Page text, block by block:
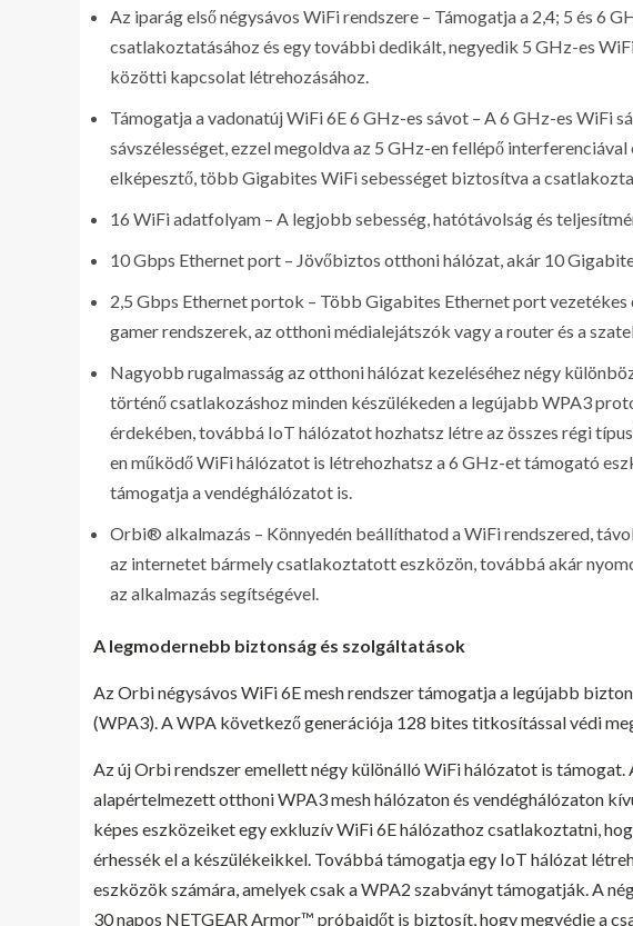
Az iparág első négysávos WiFi rendszere – Támogatja a 2,4; 5 és 6
csatlakoztatásához és egy további dedikált, negyedik 5 GHz-es
közötti kapcsolat létrehozásához.
Támogatja a vadonatúj WiFi 6E 6 GHz-es sávot – A 6 GHz-es WiFi
sávszélességet, ezzel megoldva az 5 GHz-en fellépő
elképesztő, több Gigabites WiFi sebességet biztosítva a
16 WiFi adatfolyam – A legjobb sebesség, hatótávolság és
10 Gbps Ethernet port – Jövőbiztos otthoni hálózat, akár 10
2,5 Gbps Ethernet portok – Több Gigabites Ethernet port
gamer rendszerek, az otthoni médialejátszók vagy a router és a
Nagyobb rugalmasság az otthoni hálózat kezeléséhez négy
történő csatlakozáshoz minden készülékeden a legújabb WPA3
érdekében, továbbá IoT hálózatot hozhatsz létre az összes régi
en működő WiFi hálózatot is létrehozhatsz a 6 GHz-et támogató
támogatja a vendéghálózatot is.
Orbi® alkalmazás – Könnyedén beállíthatod a WiFi rendszered,
az internetet bármely csatlakoztatott eszközön, továbbá akár
az alkalmazás segítségével.
A legmodernebb biztonság és szolgáltatások
Az Orbi négysávos WiFi 6E mesh rendszer támogatja a legújabb
(WPA3). A WPA következő generációja 128 bites titkosítással védi
Az új Orbi rendszer emellett négy különálló WiFi hálózatot is támogat.
alapértelmezett otthoni WPA3 mesh hálózaton és vendéghálózaton
képes eszközeiket egy exkluzív WiFi 6E hálózathoz csatlakoztatni,
érhessék el a készülékeikkel. Továbbá támogatja egy IoT hálózat
eszközök számára, amelyek csak a WPA2 szabványt támogatják. A
30 napos NETGEAR Armor™ próbaidőt is biztosít, hogy megvédje a